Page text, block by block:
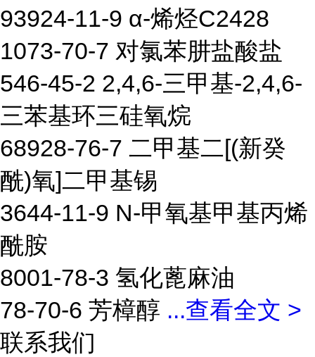
93924-11-9 α-烯烃C2428
1073-70-7 对氯苯肼盐酸盐
546-45-2 2,4,6-三甲基-2,4,6-
三苯基环三硅氧烷
68928-76-7 二甲基二[(新癸
酰)氧]二甲基锡
3644-11-9 N-甲氧基甲基丙烯
酰胺
8001-78-3 氢化蓖麻油
78-70-6 芳樟醇 ...查看全文 >
联系我们